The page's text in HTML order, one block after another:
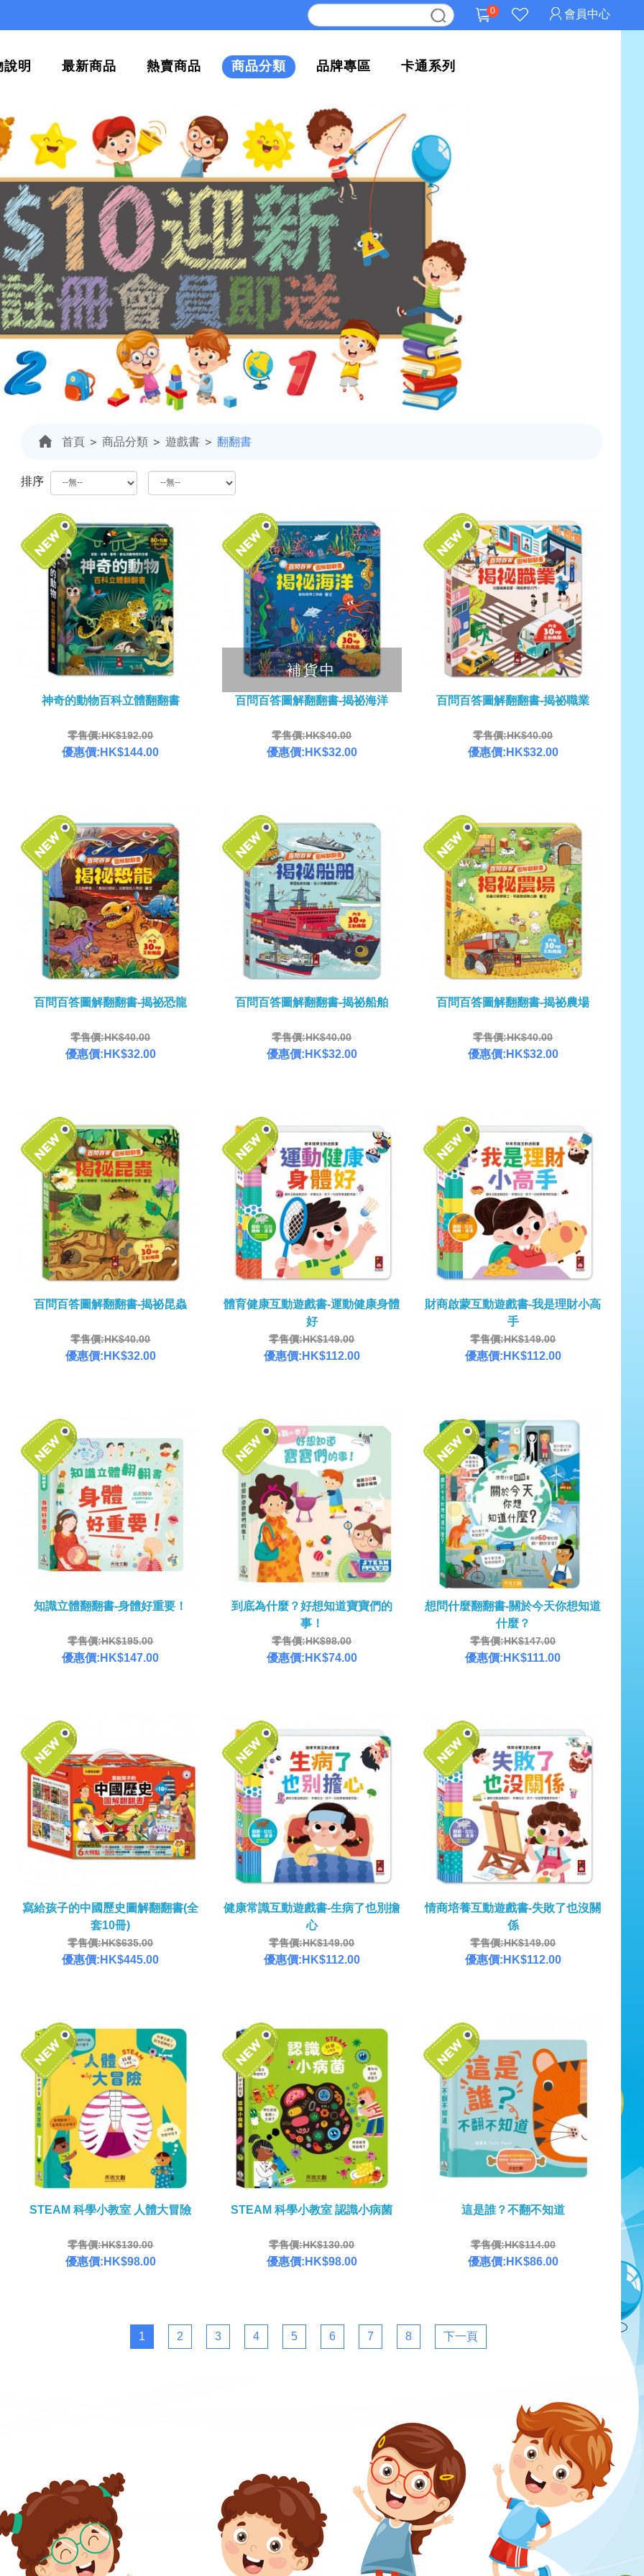
會員中心
0
明 最新商品 熱賣商品 商品分類 品牌專區 卡通系列
首頁 ＞ 商品分類 ＞ 遊戲書 ＞ 翻翻書
排序
神奇的動物百科立體翻翻書
零售價:HK$192.00
優惠價:HK$144.00
補貨中
百問百答圖解翻翻書-揭祕海洋
零售價:HK$40.00
優惠價:HK$32.00
百問百答圖解翻翻書-揭祕職業
零售價:HK$40.00
優惠價:HK$32.00
百問百答圖解翻翻書-揭祕恐龍
零售價:HK$40.00
優惠價:HK$32.00
百問百答圖解翻翻書-揭祕船舶
零售價:HK$40.00
優惠價:HK$32.00
百問百答圖解翻翻書-揭祕農場
零售價:HK$40.00
優惠價:HK$32.00
百問百答圖解翻翻書-揭祕昆蟲
零售價:HK$40.00
優惠價:HK$32.00
體育健康互動遊戲書-運動健康身體
好
零售價:HK$149.00
優惠價:HK$112.00
財商啟蒙互動遊戲書-我是理財小高
手
零售價:HK$149.00
優惠價:HK$112.00
知識立體翻翻書-身體好重要！
零售價:HK$195.00
優惠價:HK$147.00
到底為什麼？好想知道寶寶們的
事！
零售價:HK$98.00
優惠價:HK$74.00
想問什麼翻翻書-關於今天你想知道
什麼？
零售價:HK$147.00
優惠價:HK$111.00
寫給孩子的中國歷史圖解翻翻書(全
套10冊)
零售價:HK$635.00
優惠價:HK$445.00
健康常識互動遊戲書-生病了也別擔
心
零售價:HK$149.00
優惠價:HK$112.00
情商培養互動遊戲書-失敗了也沒關
係
零售價:HK$149.00
優惠價:HK$112.00
STEAM 科學小教室 人體大冒險
零售價:HK$130.00
優惠價:HK$98.00
STEAM 科學小教室 認識小病菌
零售價:HK$130.00
優惠價:HK$98.00
這是誰？不翻不知道
零售價:HK$114.00
優惠價:HK$86.00
1 2 3 4 5 6 7 8 下一頁